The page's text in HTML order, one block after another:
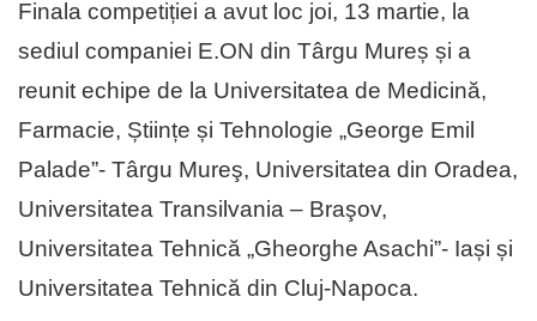
Finala competiției a avut loc joi, 13 martie, la
sediul companiei E.ON din Târgu Mureș și a
reunit echipe de la Universitatea de Medicină,
Farmacie, Științe și Tehnologie „George Emil
Palade”- Târgu Mureş, Universitatea din Oradea,
Universitatea Transilvania – Braşov,
Universitatea Tehnică „Gheorghe Asachi”- Iași și
Universitatea Tehnică din Cluj-Napoca.